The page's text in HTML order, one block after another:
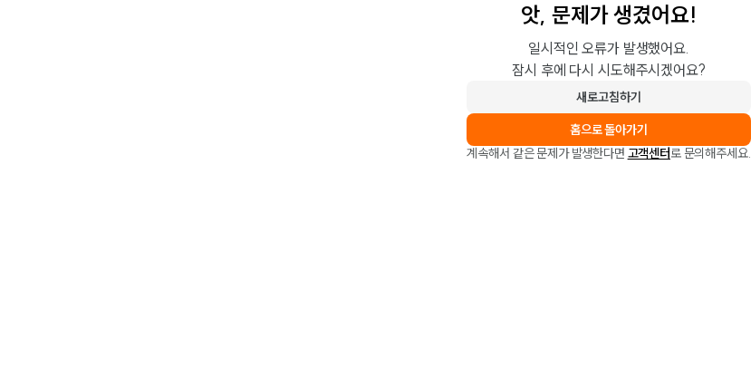
앗, 문제가 생겼어요!
일시적인 오류가 발생했어요.
잠시 후에 다시 시도해주시겠어요?
새로고침하기
홈으로 돌아가기
계속해서 같은 문제가 발생한다면 고객센터로 문의해주세요.